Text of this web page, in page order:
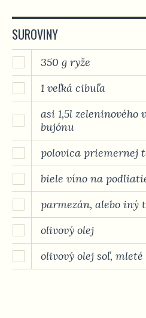
SUROVINY
350 g ryže
1 veľká cibuľa
asi 1,5l zeleninového
bujónu
polovica priemernej
biele víno na
parmezán, alebo iný
olivový olej
olivový olej soľ,